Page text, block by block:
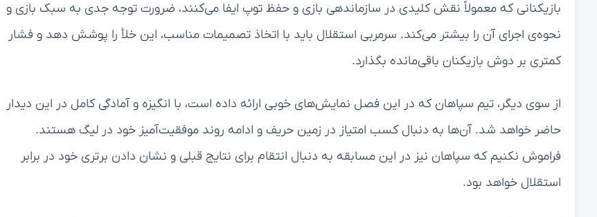
بازیکنانی که معمولاً نقش کلیدی در سازماندهی بازی و حفظ توپ ایفا می‌کنند، ضرورت توجه جدی به سبک بازی و
نحوه‌ی اجرای آن را بیشتر می‌کند. سرمربی استقلال باید با اتخاذ تصمیمات مناسب، این خلأ را پوشش دهد و فشار
کمتری بر دوش بازیکنان باقی‌مانده بگذارد.
از سوی دیگر، تیم سپاهان که در این فصل نمایش‌های خوبی ارائه داده است، با انگیزه و آمادگی کامل در این دیدار
حاضر خواهد شد. آن‌ها به دنبال کسب امتیاز در زمین حریف و ادامه روند موفقیت‌آمیز خود در لیگ هستند.
فراموش نکنیم که سپاهان نیز در این مسابقه به دنبال انتقام برای نتایج قبلی و نشان دادن برتری خود در برابر
استقلال خواهد بود.